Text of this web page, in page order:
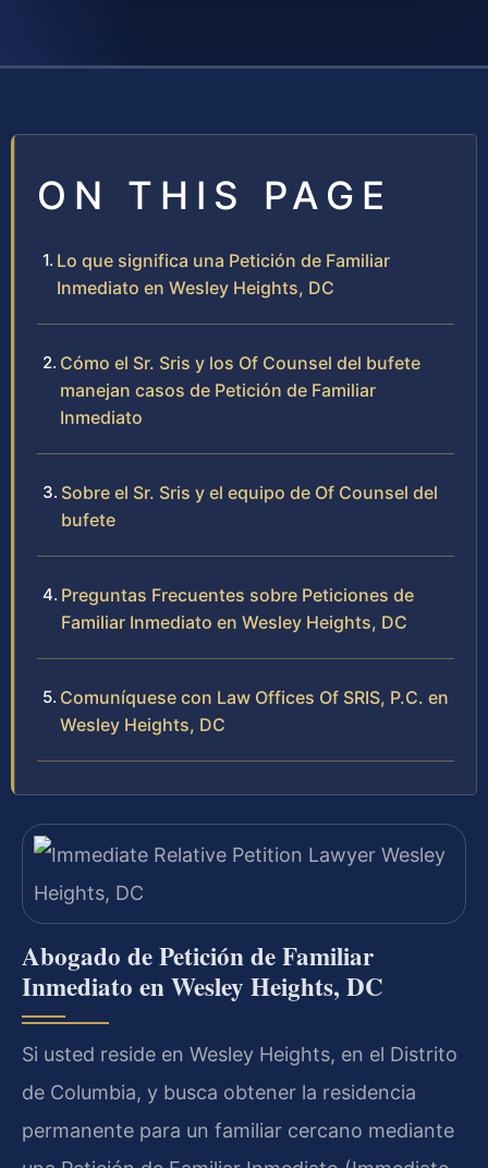
ON THIS PAGE
Lo que significa una Petición de Familiar
Inmediato en Wesley Heights, DC
Cómo el Sr. Sris y los Of Counsel del bufete
manejan casos de Petición de Familiar
Inmediato
Sobre el Sr. Sris y el equipo de Of Counsel del
bufete
Preguntas Frecuentes sobre Peticiones de
Familiar Inmediato en Wesley Heights, DC
Comuníquese con Law Offices Of SRIS, P.C. en
Wesley Heights, DC
Abogado de Petición de Familiar
Inmediato en Wesley Heights, DC
Si usted reside en Wesley Heights, en el Distrito
de Columbia, y busca obtener la residencia
permanente para un familiar cercano mediante